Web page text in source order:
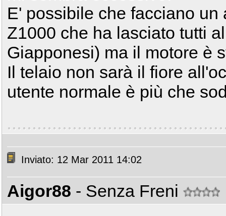
E' possibile che facciano
Z1000 che ha lasciato tutti
Giapponesi) ma il motore è
Il telaio non sarà il fiore
utente normale è più che
Inviato: 12 Mar 2011 14:02
Aigor88 - Senza Freni